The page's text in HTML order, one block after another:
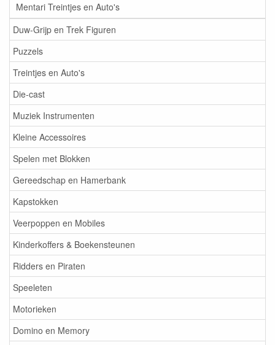
Mentari Treintjes en Auto's
Duw-Grijp en Trek Figuren
Puzzels
Treintjes en Auto's
Die-cast
Muziek Instrumenten
Kleine Accessoires
Spelen met Blokken
Gereedschap en Hamerbank
Kapstokken
Veerpoppen en Mobiles
Kinderkoffers & Boekensteunen
Ridders en Piraten
Speeleten
Motorieken
Domino en Memory